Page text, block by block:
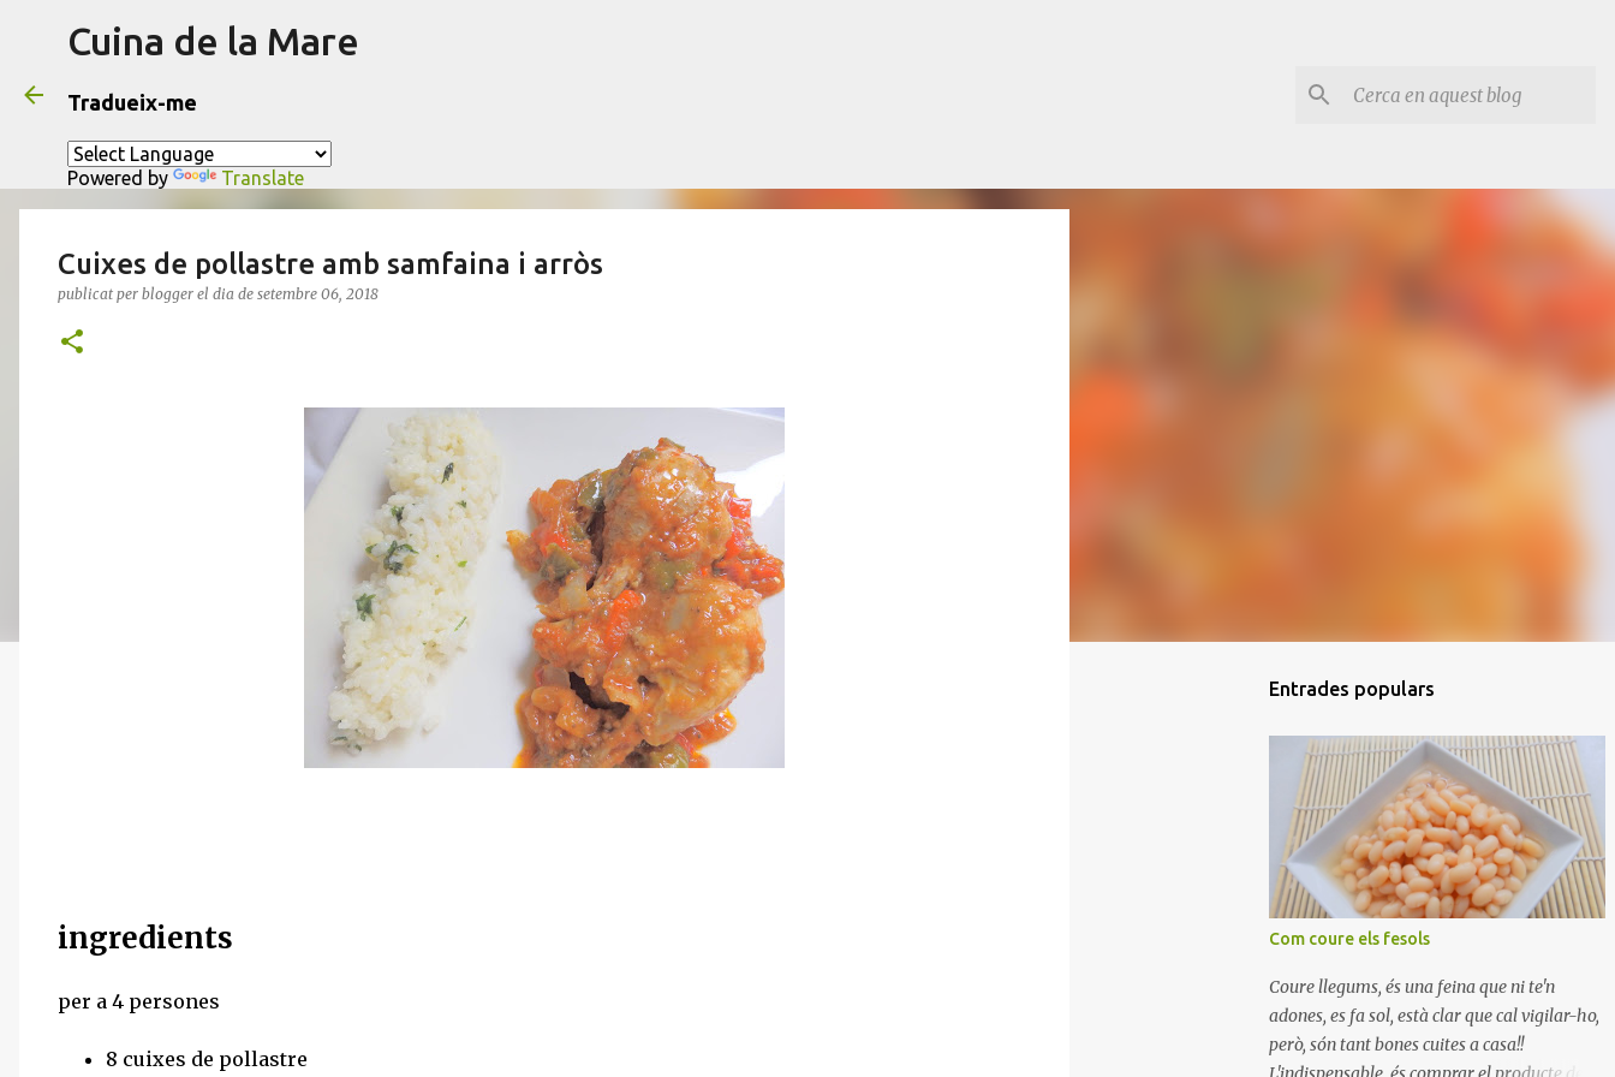
Cuina de la Mare
Tradueix-me
Powered by Translate
Cuixes de pollastre amb samfaina i arròs
publicat per blogger el dia de setembre 06, 2018
ingredients
per a 4 persones
8 cuixes de pollastre
Entrades populars
Com coure els fesols
Coure llegums, és una feina que ni te'n
adones, es fa sol, està clar que cal vigilar-ho,
però, són tant bones cuites a casa!!